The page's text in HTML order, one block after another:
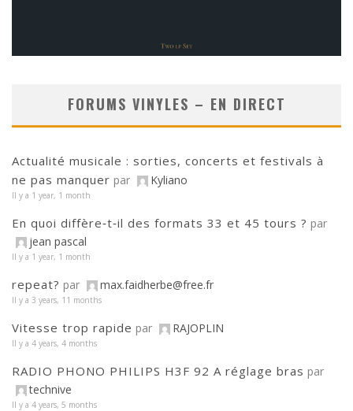
FORUMS VINYLES – EN DIRECT
Actualité musicale : sorties, concerts et festivals à
ne pas manquer par Kyliano
Il y a 1 year, 1 month
En quoi diffère‑t‑il des formats 33 et 45 tours ? par
jean pascal
Il y a 1 year, 1 month
repeat? par max.faidherbe@free.fr
Il y a 3 years, 11 months
Vitesse trop rapide par RAJOPLIN
Il y a 4 years, 4 months
RADIO PHONO PHILIPS H3F 92 A réglage bras par
technive
Il y a 4 years, 5 months